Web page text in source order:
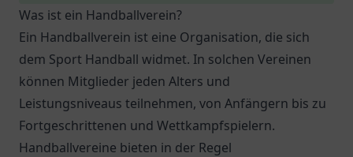
Was ist ein Handballverein?
Ein Handballverein ist eine Organisation, die sich
dem Sport Handball widmet. In solchen Vereinen
können Mitglieder jeden Alters und
Leistungsniveaus teilnehmen, von Anfängern bis zu
Fortgeschrittenen und Wettkampfspielern.
Handballvereine bieten in der Regel